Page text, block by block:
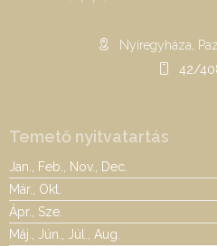
Nyíregyháza,
42/
Temető nyitvatartás
Jan., Feb., Nov., Dec.
Már., Okt.
Ápr., Sze.
Máj., Jún., Júl., Aug.